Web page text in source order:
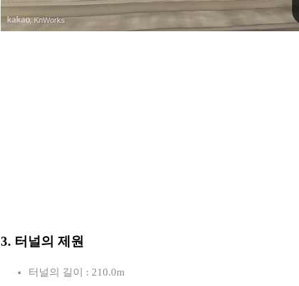
, KnWorks
3. 터널의 제원
터널의 길이 : 210.0m